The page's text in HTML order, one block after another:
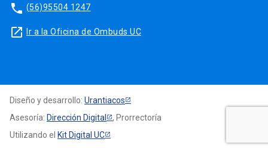
phone (56)95504 1247
launch Ir a la Oficina de Ombuds UC
Diseño y desarrollo: Urantiacos
Asesoría: Dirección Digital
, Prorrectoría
Utilizando el Kit Digital UC